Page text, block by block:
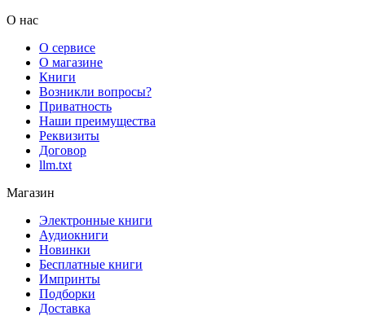
О нас
О сервисе
О магазине
Книги
Возникли вопросы?
Приватность
Наши преимущества
Реквизиты
Договор
llm.txt
Магазин
Электронные книги
Аудиокниги
Новинки
Бесплатные книги
Импринты
Подборки
Доставка